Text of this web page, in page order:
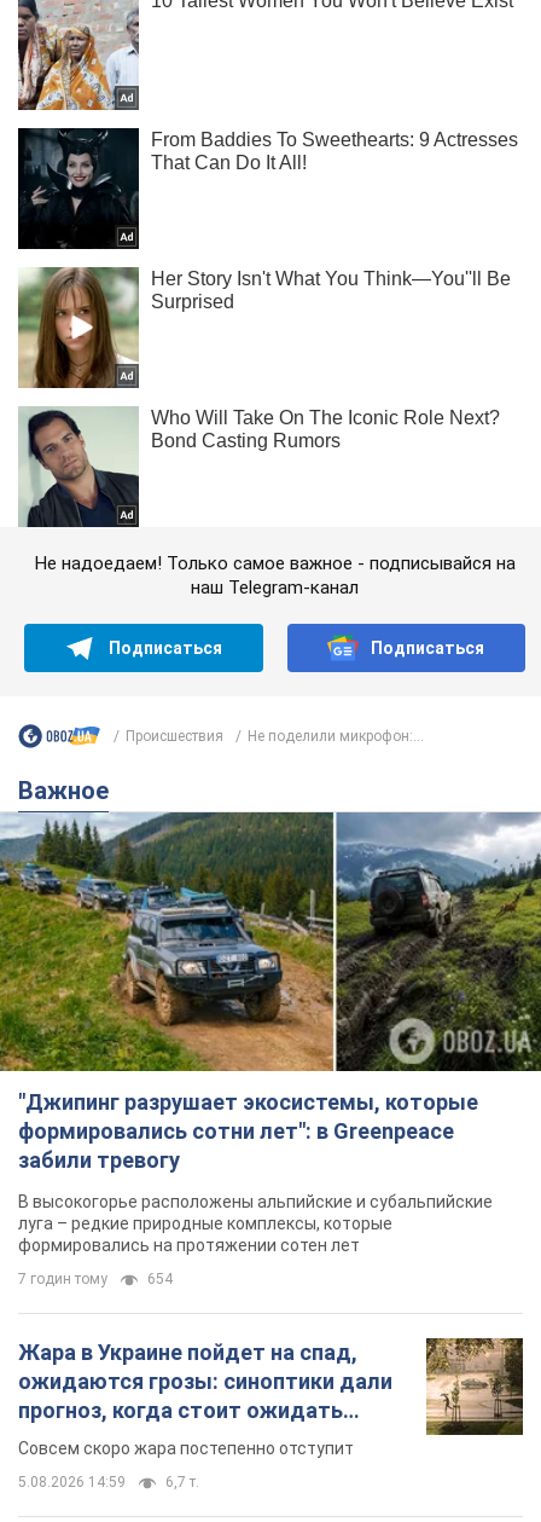
Не надоедаем! Только самое важное - подписывайся на
наш Telegram-канал
Подписаться Подписаться
Происшествия Не поделили микрофон:...
Важное
"Джипинг разрушает экосистемы, которые
формировались сотни лет": в Greenpeace
забили тревогу
В высокогорье расположены альпийские и субальпийские
луга – редкие природные комплексы, которые
формировались на протяжении сотен лет
7 годин тому 654
Жара в Украине пойдет на спад,
ожидаются грозы: синоптики дали
прогноз, когда стоит ожидать
изменения погоды
Совсем скоро жара постепенно отступит
5.08.2026 14:59 6,7 т.